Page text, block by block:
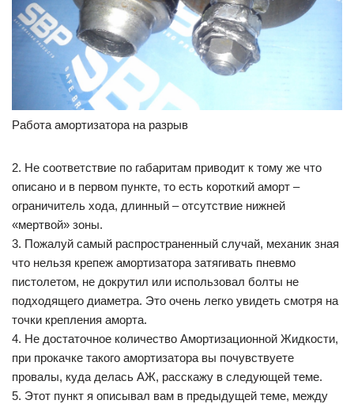
Работа амортизатора на разрыв
2. Не соответствие по габаритам приводит к тому же что
описано и в первом пункте, то есть короткий аморт –
ограничитель хода, длинный – отсутствие нижней
«мертвой» зоны.
3. Пожалуй самый распространенный случай, механик зная
что нельзя крепеж амортизатора затягивать пневмо
пистолетом, не докрутил или использовал болты не
подходящего диаметра. Это очень легко увидеть смотря на
точки крепления аморта.
4. Не достаточное количество Амортизационной Жидкости,
при прокачке такого амортизатора вы почувствуете
провалы, куда делась АЖ, расскажу в следующей теме.
5. Этот пункт я описывал вам в предыдущей теме, между